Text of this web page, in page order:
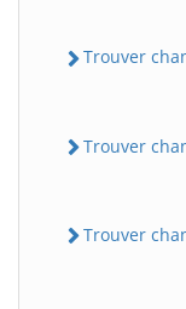
Trouver
Trouver
Trouver
B